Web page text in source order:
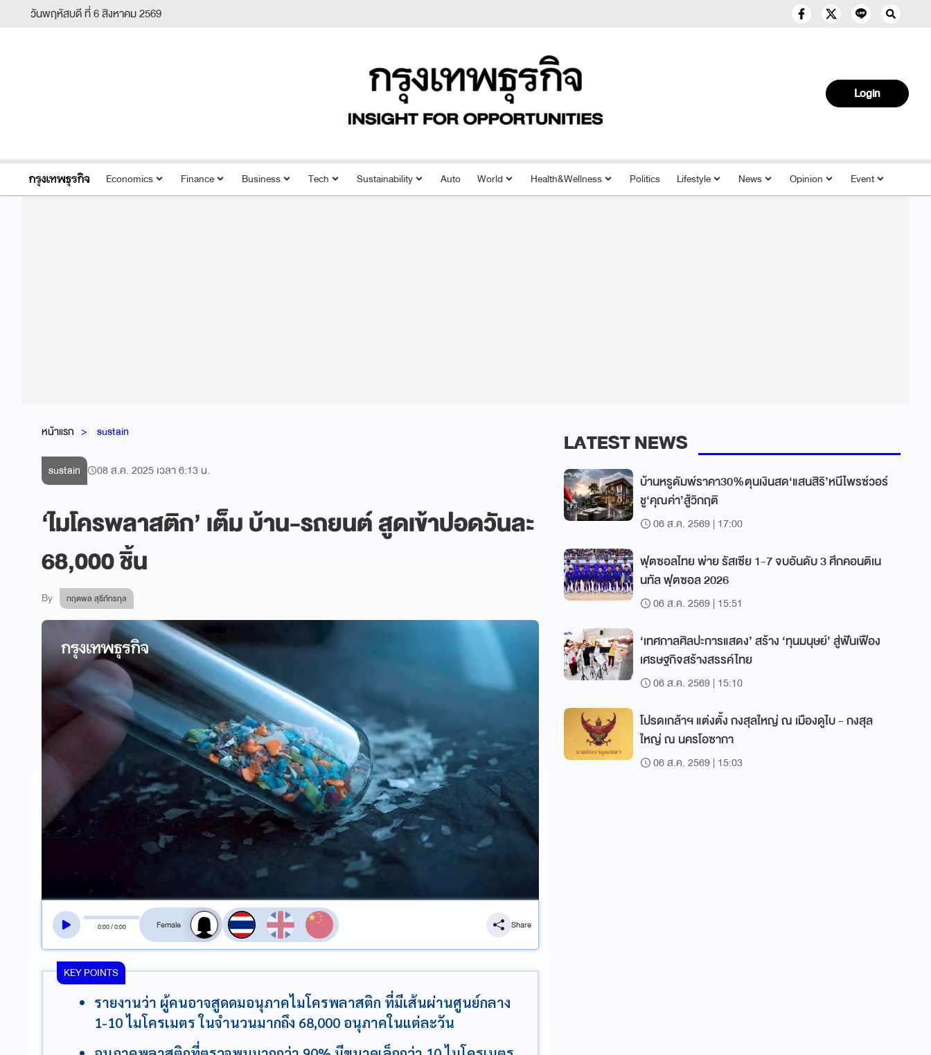
วันพฤหัสบดี ที่ 6 สิงหาคม 2569
Login
Economics Finance Business Tech Sustainability Auto World Health&Wellness Politics Lifestyle News Opinion Event
หน้าแรก sustain
sustain 08 ส.ค. 2025 เวลา 6:13 น.
‘ไมโครพลาสติก’ เต็ม บ้าน-รถยนต์ สูดเข้าปอดวันละ
68,000 ชิ้น
By กฤตพล สุธีภัทรกุล
0:00/0:00
สลับเสียงอ่าน
Share
KEY POINTS
รายงานว่า ผู้คนอาจสูดดมอนุภาคไมโครพลาสติก ที่มีเส้นผ่านศูนย์กลาง
1-10 ไมโครเมตร ในจำนวนมากถึง 68,000 อนุภาคในแต่ละวัน
LATEST NEWS
บ้านหรูดัมพ์ราคา30%ตุนเงินสด‘แสนสิริ’หนีไพรซ์วอร์
ชู‘คุณค่า’สู้วิกฤติ
06 ส.ค. 2569 | 17:00
ฟุตซอลไทย พ่าย รัสเซีย 1-7 จบอันดับ 3 ศึกคอนติเน
นทัล ฟุตซอล 2026
06 ส.ค. 2569 | 15:51
‘เทศกาลศิลปะการแสดง’ สร้าง ‘ทุนมนุษย์’ สู่ฟันเฟือง
เศรษฐกิจสร้างสรรค์ไทย
06 ส.ค. 2569 | 15:10
โปรดเกล้าฯ แต่งตั้ง กงสุลใหญ่ ณ เมืองดูไบ - กงสุล
ใหญ่ ณ นครโอซากา
06 ส.ค. 2569 | 15:03